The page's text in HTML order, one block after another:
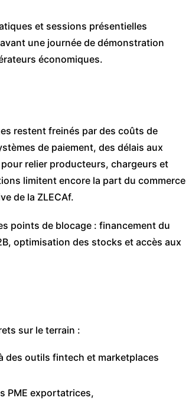
et sessions présentielles
une journée de démonstration
économiques.
restent freinés par des coûts de
de paiement, des délais aux
relier producteurs, chargeurs et
limitent encore la part du commerce
de la ZLECAf.
points de blocage : financement du
optimisation des stocks et accès aux
sur le terrain :
des outils fintech et marketplaces
PME exportatrices,